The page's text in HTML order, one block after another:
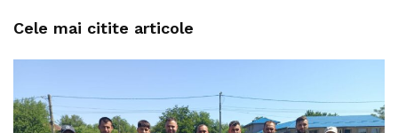
Cele mai citite articole